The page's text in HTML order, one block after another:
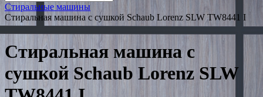
Стиральные машины
Стиральная машина с сушкой Schaub Lorenz SLW TW8441 I
Стиральная машина с
сушкой Schaub Lorenz SLW